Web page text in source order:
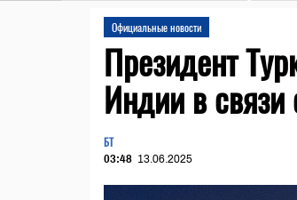
Официальные новости
Президент
Индии в
БТ
03:48 13.06.2025